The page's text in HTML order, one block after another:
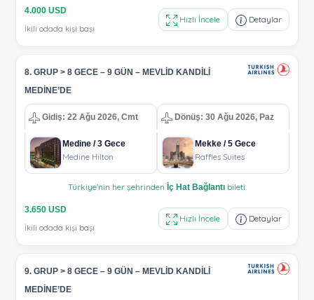
4.000 USD
İkili odada kişi başı
Hızlı İncele Detaylar
8. GRUP > 8 GECE – 9 GÜN – MEVLİD KANDİLİ
MEDİNE’DE
Gidiş: 22 Ağu 2026, Cmt Dönüş: 30 Ağu 2026, Paz
Medine / 3 Gece
Medine Hilton
Mekke / 5 Gece
Raffles Suites
Türkiye'nin her şehrinden İç Hat Bağlantıbileti.
3.650 USD
İkili odada kişi başı
Hızlı İncele Detaylar
9. GRUP > 8 GECE – 9 GÜN – MEVLİD KANDİLİ
MEDİNE’DE